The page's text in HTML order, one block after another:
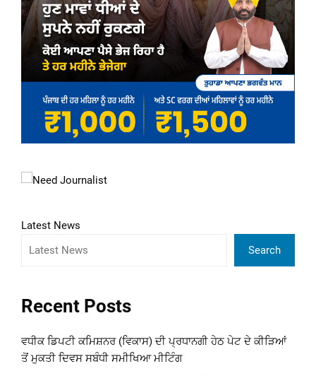
Latest News
Search
Recent Posts
ਵਧੀਕ ਡਿਪਟੀ ਕਮਿਸ਼ਨਰ (ਵਿਕਾਸ) ਦੀ ਪ੍ਰਧਾਨਗੀ ਹੇਠ ਪੇਟ ਦੇ ਕੀੜਿਆਂ
ਤੋਂ ਮੁਕਤੀ ਦਿਵਸ ਸਬੰਧੀ ਸਮੀਖਿਆ ਮੀਟਿੰਗ